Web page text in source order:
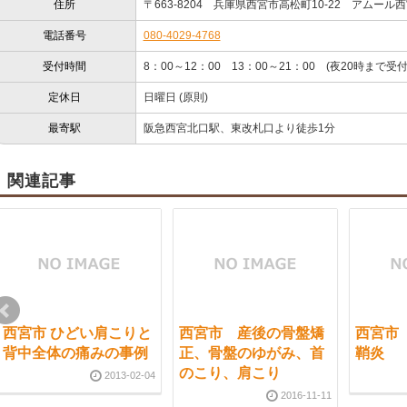
住所 〒663-8204 兵庫県西宮市高松町10-22 アムール西
電話番号 080-4029-4768
受付時間 8：00～12：00 13：00～21：00 (夜20時まで受
定休日 日曜日 (原則)
最寄駅 阪急西宮北口駅、東改札口より徒歩1分
関連記事
西宮市 ひどい肩こりと
背中全体の痛みの事例
2013-02-04
西宮市 産後の骨盤矯
正、骨盤のゆがみ、首
のこり、肩こり
2016-11-11
西宮市
鞘炎